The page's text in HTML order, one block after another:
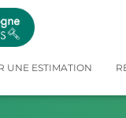
UNE ESTIMATION